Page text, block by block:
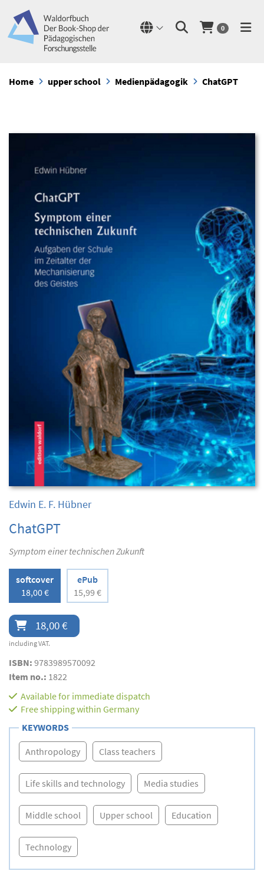
0
Home upper school Medienpädagogik ChatGPT
Edwin E. F. Hübner
ChatGPT
Symptom einer technischen Zukunft
softcover
18,00 €
ePub
15,99 €
18,00 €
including VAT.
ISBN: 9783989570092
Item no.: 1822
Available for immediate dispatch
Free shipping within Germany
KEYWORDS
Anthropology Class teachers
Life skills and technology Media studies
Middle school Upper school Education
Technology